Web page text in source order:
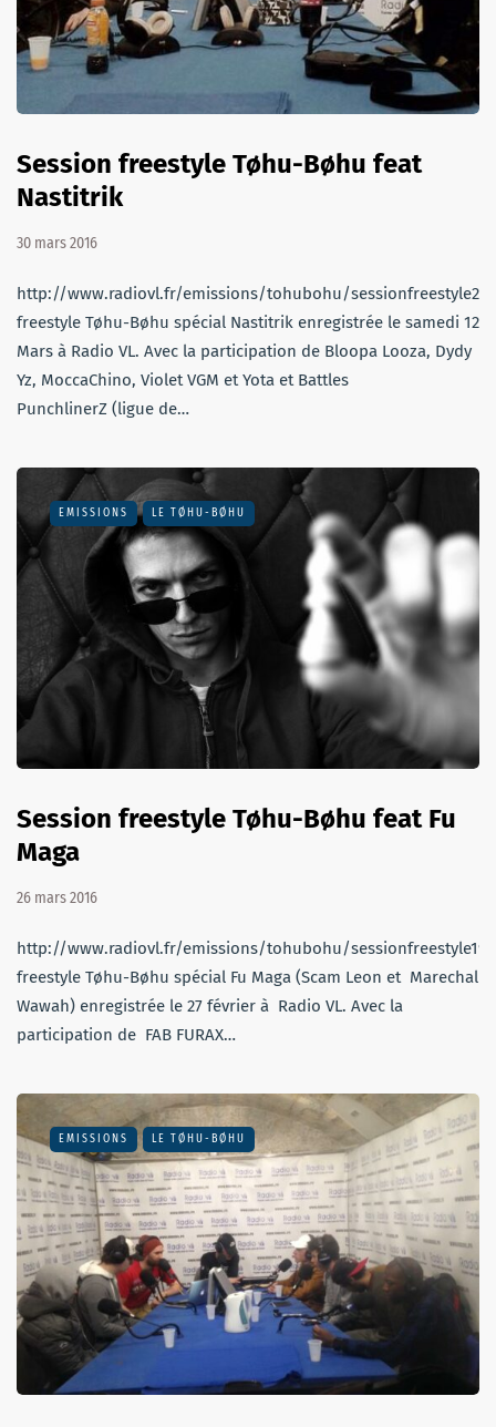
Session freestyle Tøhu-Bøhu feat
Nastitrik
30 mars 2016
http://www.radiovl.fr/emissions/tohubohu/
freestyle Tøhu-Bøhu spécial Nastitrik enregistrée le samedi 12
Mars à Radio VL. Avec la participation de Bloopa Looza, Dydy
Yz, MoccaChino, Violet VGM et Yota et Battles
PunchlinerZ (ligue de…
EMISSIONS LE TØHU-BØHU
Session freestyle Tøhu-Bøhu feat Fu
Maga
26 mars 2016
http://www.radiovl.fr/emissions/tohubohu/
freestyle Tøhu-Bøhu spécial Fu Maga (Scam Leon et Marechal
Wawah) enregistrée le 27 février à Radio VL. Avec la
participation de FAB FURAX…
EMISSIONS LE TØHU-BØHU